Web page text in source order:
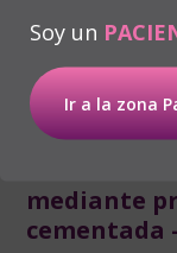
Implantes
mediante
cementada
Soy un
Ir a la zona